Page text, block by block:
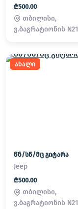
₾500.00
თბილისი,
ვ.ბაგრატიონის N21
ახალი
წნ/სწ/მც გიტარა
Jeep
₾500.00
თბილისი,
ვ.ბაგრატიონის N21